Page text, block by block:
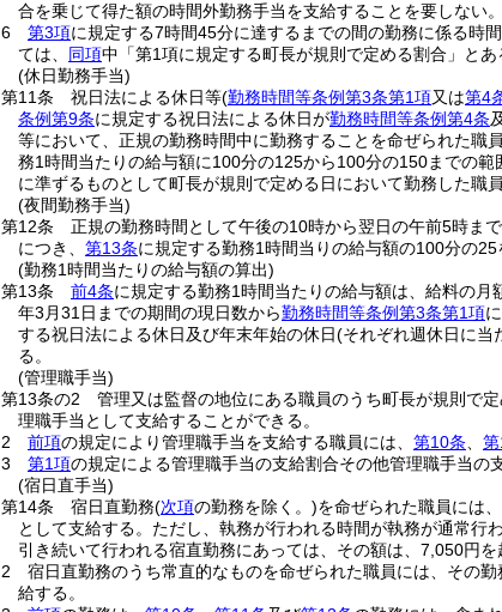
合を乗じて得た額の時間外勤務手当を支給することを要しない。
6
第3項に規定する7時間45分に達するまでの間の勤務に係る時
ては、 同項中「第1項に規定する町長が規則で定める割合」とあ
(休日勤務手当)
第11条
祝日法による休日等(勤務時間等条例第3条第1項又は第4
条例第9条に規定する祝日法による休日が勤務時間等条例第4条
等において、正規の勤務時間中に勤務することを命ぜられた職
務1時間当たりの給与額に100分の125から100分の150までの
に準ずるものとして町長が規則で定める日において勤務した職
(夜間勤務手当)
第12条
正規の勤務時間として午後の10時から翌日の午前5時ま
につき、 第13条に規定する勤務1時間当りの給与額の100分の25
(勤務1時間当たりの給与額の算出)
第13条
前4条に規定する勤務1時間当たりの給与額は、給料の
年3月31日までの期間の現日数から勤務時間等条例第3条第1項
する祝日法による休日及び年末年始の休日(それぞれ週休日に当
る。
(管理職手当)
第13条の2
管理又は監督の地位にある職員のうち町長が規則で
理職手当として支給することができる。
2
前項の規定により管理職手当を支給する職員には、 第10条
3
第1項の規定による管理職手当の支給割合その他管理職手当の
(宿日直手当)
第14条
宿日直勤務(次項の勤務を除く。)を命ぜられた職員には
として支給する。 ただし、執務が行われる時間が執務が通常行
引き続いて行われる宿直勤務にあっては、その額は、7,050円
2
宿日直勤務のうち常直的なものを命ぜられた職員には、その
給する。